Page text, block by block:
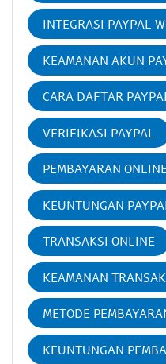
INTEGRASI PAYPAL
KEAMANAN AKUN
CARA DAFTAR
VERIFIKASI PAYPAL
PEMBAYARAN
KEUNTUNGAN PAYPAL
TRANSAKSI ONLINE
KEAMANAN
METODE
KEUNTUNGAN